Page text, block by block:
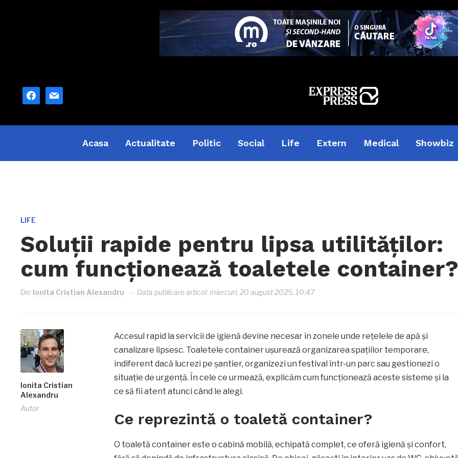
facebook
mail
Acasa Actualitate Politic Social Life Extern Medical Showbiz
LIFE
Soluții rapide pentru lipsa utilităților:
cum funcționează toaletele
De: Ionita Cristian Alexandru Data publicare articol: miercuri, 20 august 2025, 10:47
Ionita Cristian
Alexandru
Autor
Accesul rapid la servicii de igienă devine necesar în zonele unde rețelele de apă și
canalizare lipsesc. Toaletele container ușurează organizarea spațiilor temporare,
indiferent dacă lucrezi pe șantier, organizezi un festival într-un parc sau gestionezi o
situație de urgență. În cele ce urmează, explicăm cum funcționează aceste sisteme și la
ce să fii atent atunci când le alegi.
Ce reprezintă o toaletă container?
O toaletă container este o cabină mobilă, echipată complet, ce oferă igienă și confort,